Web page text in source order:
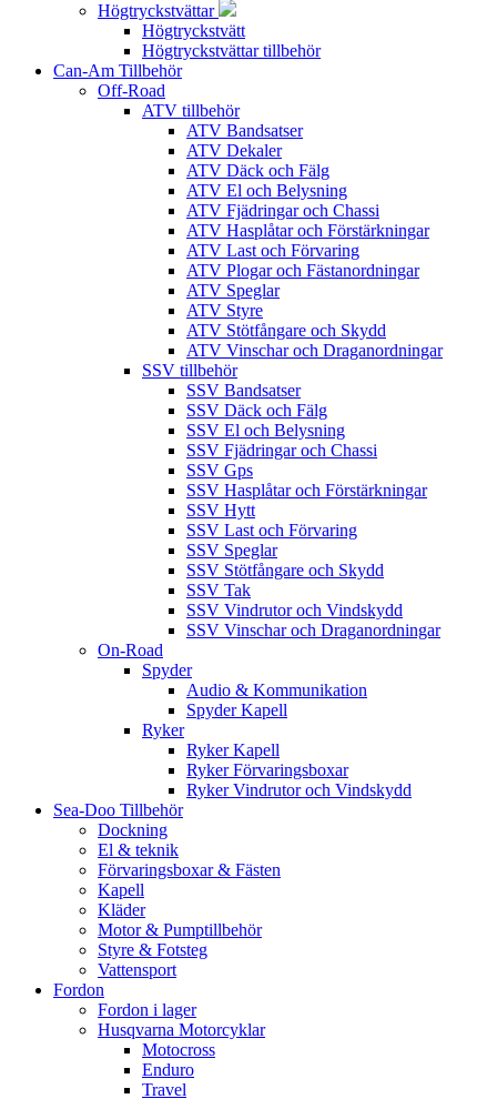
Högtryckstvättar
Högtryckstvätt
Högtryckstvättar tillbehör
Can-Am Tillbehör
Off-Road
ATV tillbehör
ATV Bandsatser
ATV Dekaler
ATV Däck och Fälg
ATV El och Belysning
ATV Fjädringar och Chassi
ATV Hasplåtar och Förstärkningar
ATV Last och Förvaring
ATV Plogar och Fästanordningar
ATV Speglar
ATV Styre
ATV Stötfångare och Skydd
ATV Vinschar och Draganordningar
SSV tillbehör
SSV Bandsatser
SSV Däck och Fälg
SSV El och Belysning
SSV Fjädringar och Chassi
SSV Gps
SSV Hasplåtar och Förstärkningar
SSV Hytt
SSV Last och Förvaring
SSV Speglar
SSV Stötfångare och Skydd
SSV Tak
SSV Vindrutor och Vindskydd
SSV Vinschar och Draganordningar
On-Road
Spyder
Audio & Kommunikation
Spyder Kapell
Ryker
Ryker Kapell
Ryker Förvaringsboxar
Ryker Vindrutor och Vindskydd
Sea-Doo Tillbehör
Dockning
El & teknik
Förvaringsboxar & Fästen
Kapell
Kläder
Motor & Pumptillbehör
Styre & Fotsteg
Vattensport
Fordon
Fordon i lager
Husqvarna Motorcyklar
Motocross
Enduro
Travel